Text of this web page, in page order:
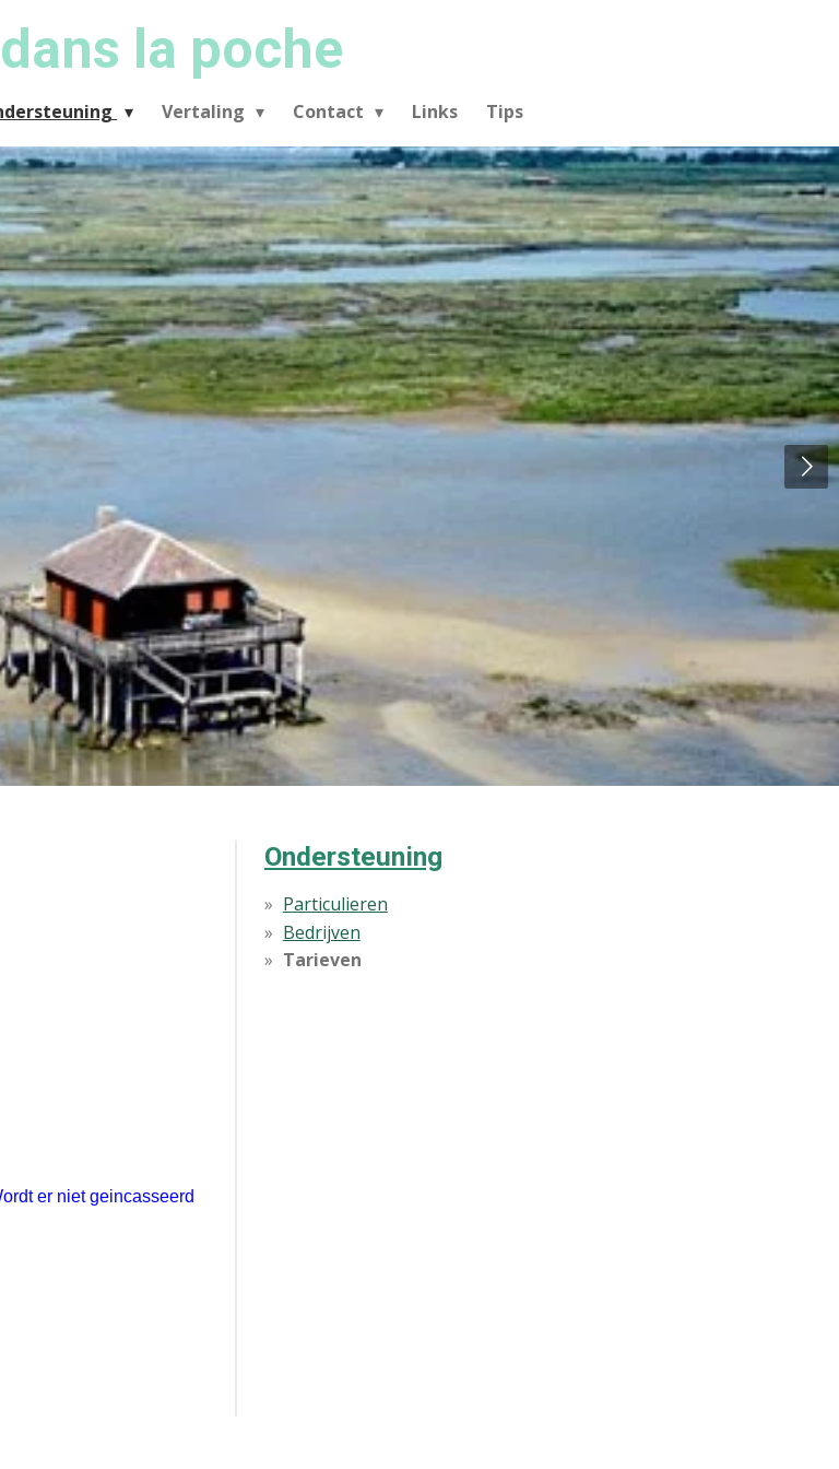
la poche
Vertaling Contact Links Tips
er niet geincasseerd
Ondersteuning
Particulieren
Bedrijven
Tarieven